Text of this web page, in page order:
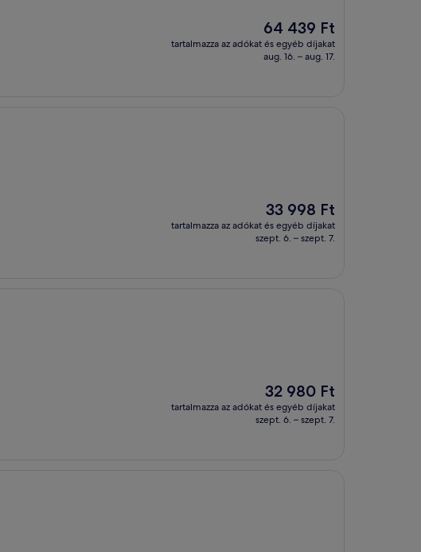
Az
ár
64 439 Ft
64 439 Ft
tartalmazza az adókat és egyéb díjakat
aug. 16. – aug. 17.
Az
ár
33 998 Ft
33 998 Ft
tartalmazza az adókat és egyéb díjakat
szept. 6. – szept. 7.
Az
ár
32 980 Ft
32 980 Ft
tartalmazza az adókat és egyéb díjakat
szept. 6. – szept. 7.